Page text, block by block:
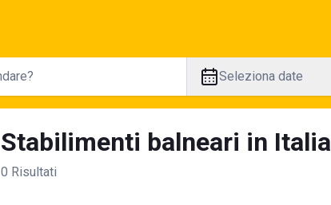
Seleziona date
Stabilimenti balneari in Italia
0 Risultati